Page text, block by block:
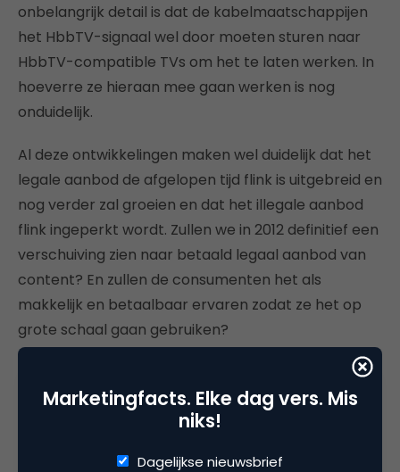
onbelangrijk detail is dat de kabelmaatschappijen
het HbbTV-signaal wel door moeten sturen naar
HbbTV-compatible TVs om het te laten werken. In
hoeverre ze hieraan mee gaan werken is nog
onduidelijk.
Al deze ontwikkelingen maken wel duidelijk dat het
legale aanbod de afgelopen tijd flink is uitgebreid en
nog verder zal groeien en dat het illegale aanbod
flink ingeperkt wordt. Zullen we in 2012 definitief een
verschuiving zien naar betaald legaal aanbod van
content? En zullen de consumenten het als
makkelijk en betaalbaar ervaren zodat ze het op
grote schaal gaan gebruiken?
Marketingfacts. Elke dag vers. Mis
niks!
Dagelijkse nieuwsbrief